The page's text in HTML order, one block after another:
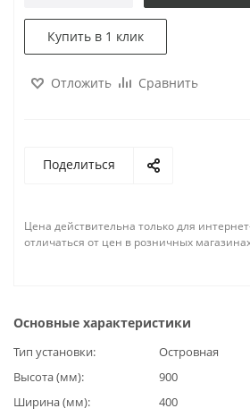
Купить в 1 клик
Отложить Сравнить
Поделиться
Цена действительна только для
отличаться от цен в розничных
Основные характеристики
Тип установки
Островная
Высота (мм)
900
Ширина (мм)
400